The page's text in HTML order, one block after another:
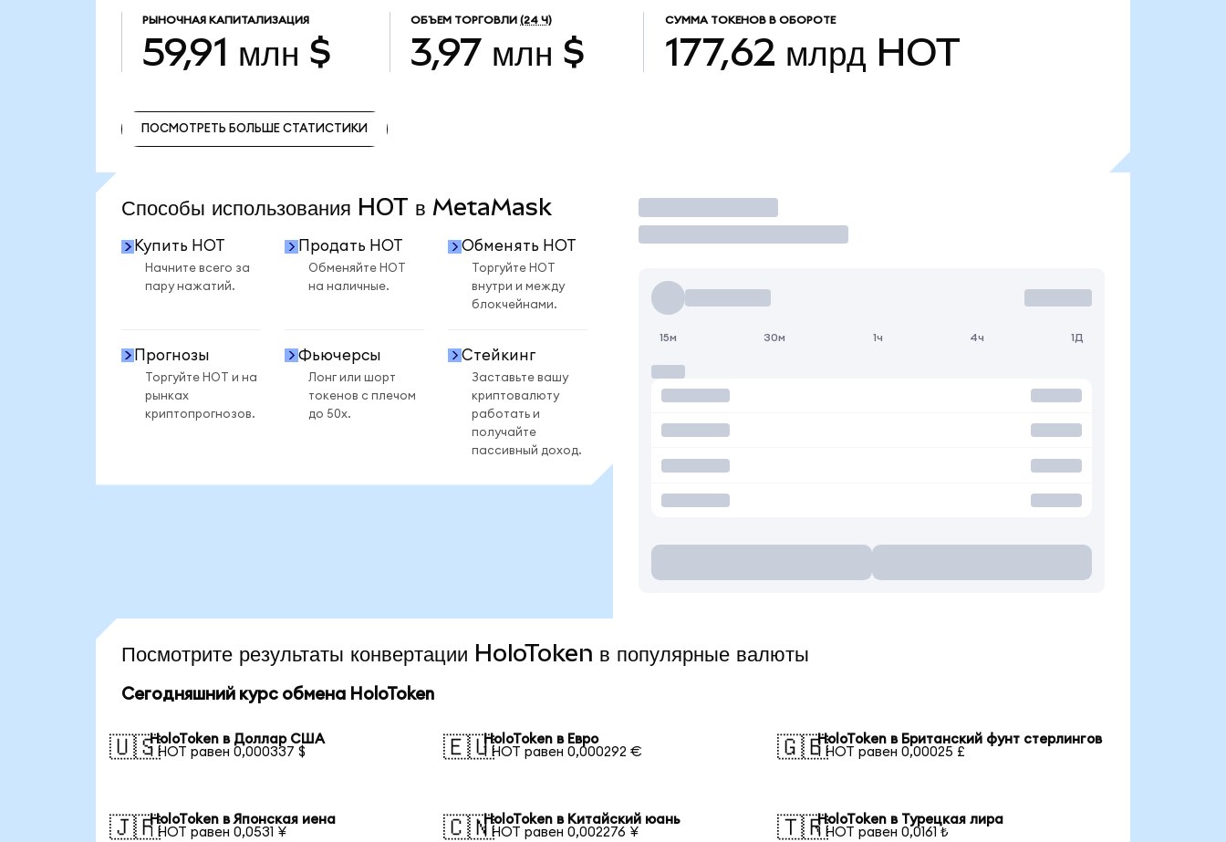
РЫНОЧНАЯ КАПИТАЛИЗАЦИЯ
59,91 млн $
ОБЪЕМ ТОРГОВЛИ (24 Ч)
3,97 млн $
СУММА ТОКЕНОВ В ОБОРОТЕ
177,62 млрд HOT
ПОСМОТРЕТЬ БОЛЬШЕ СТАТИСТИКИ
Способы использования HOT в MetaMask
Купить HOT
Начните всего за
пару нажатий.
Продать HOT
Обменяйте HOT
на наличные.
Обменять HOT
Торгуйте HOT
внутри и между
блокчейнами.
Прогнозы
Торгуйте HOT и на
рынках
криптопрогнозов.
Фьючерсы
Лонг или шорт
токенов с плечом
до 50x.
Стейкинг
Заставьте вашу
криптовалюту
работать и
получайте
пассивный доход.
Торговать
15м 30м 1ч 4ч 1Д
Посмотрите результаты конвертации HoloToken в популярные валюты
Сегодняшний курс обмена HoloToken
🇺🇸HoloToken в Доллар США
1 HOT равен 0,000337 $
🇪🇺HoloToken в Евро
1 HOT равен 0,000292 €
🇬🇧HoloToken в Британский фунт стерлингов
1 HOT равен 0,00025 £
🇯🇵HoloToken в Японская иена
1 HOT равен 0,0531 ¥
🇨🇳HoloToken в Китайский юань
1 HOT равен 0,002276 ¥
🇹🇷HoloToken в Турецкая лира
1 HOT равен 0,0161 ₺